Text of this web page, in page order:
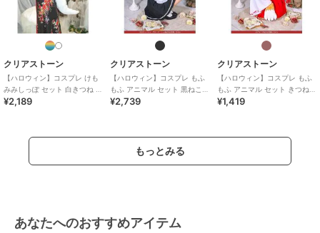
クリアストーン
【ハロウィン】コスプレ けも
みみしっぽ セット 白きつね ユ
ニセックス ホワイト
¥2,189
クリアストーン
【ハロウィン】コスプレ もふ
もふ アニマル セット 黒ねこ
ブラック カチューシャ グロー
¥2,739
クリアストーン
【ハロウィン】コスプレ もふ
もふ アニマル セット きつねの
手 ユニセックス ブラウン
¥1,419
もっとみる
あなたへのおすすめアイテム